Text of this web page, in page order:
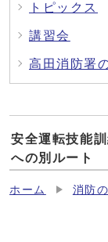
トピックス
講習会
高田消防署
安全運転技能
への別ルート
ホーム 消防